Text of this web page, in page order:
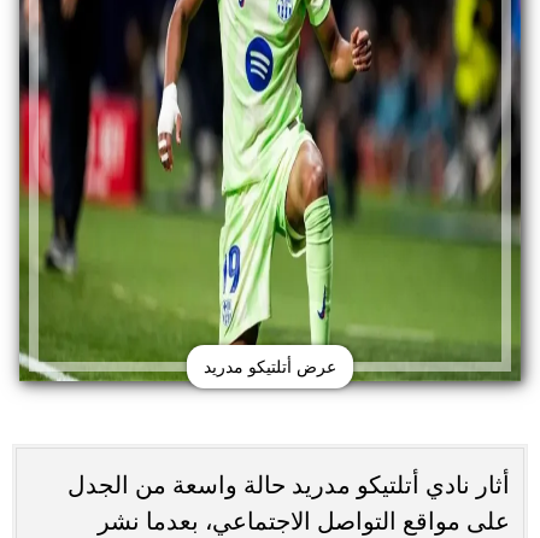
عرض أتلتيكو مدريد
أثار نادي أتلتيكو مدريد حالة واسعة من الجدل
على مواقع التواصل الاجتماعي، بعدما نشر